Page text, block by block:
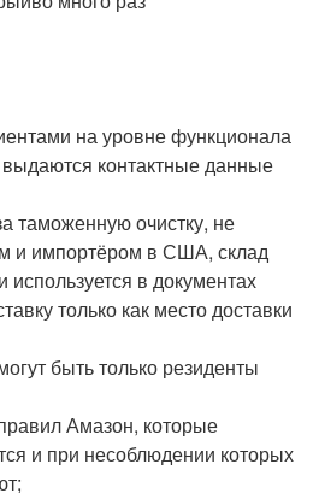
на уровне функционала
контактные данные
таможенную очистку, не
и импортёром в США, склад
используется в документах
только как место доставки
быть только резиденты
Амазон, которые
и при несоблюдении которых